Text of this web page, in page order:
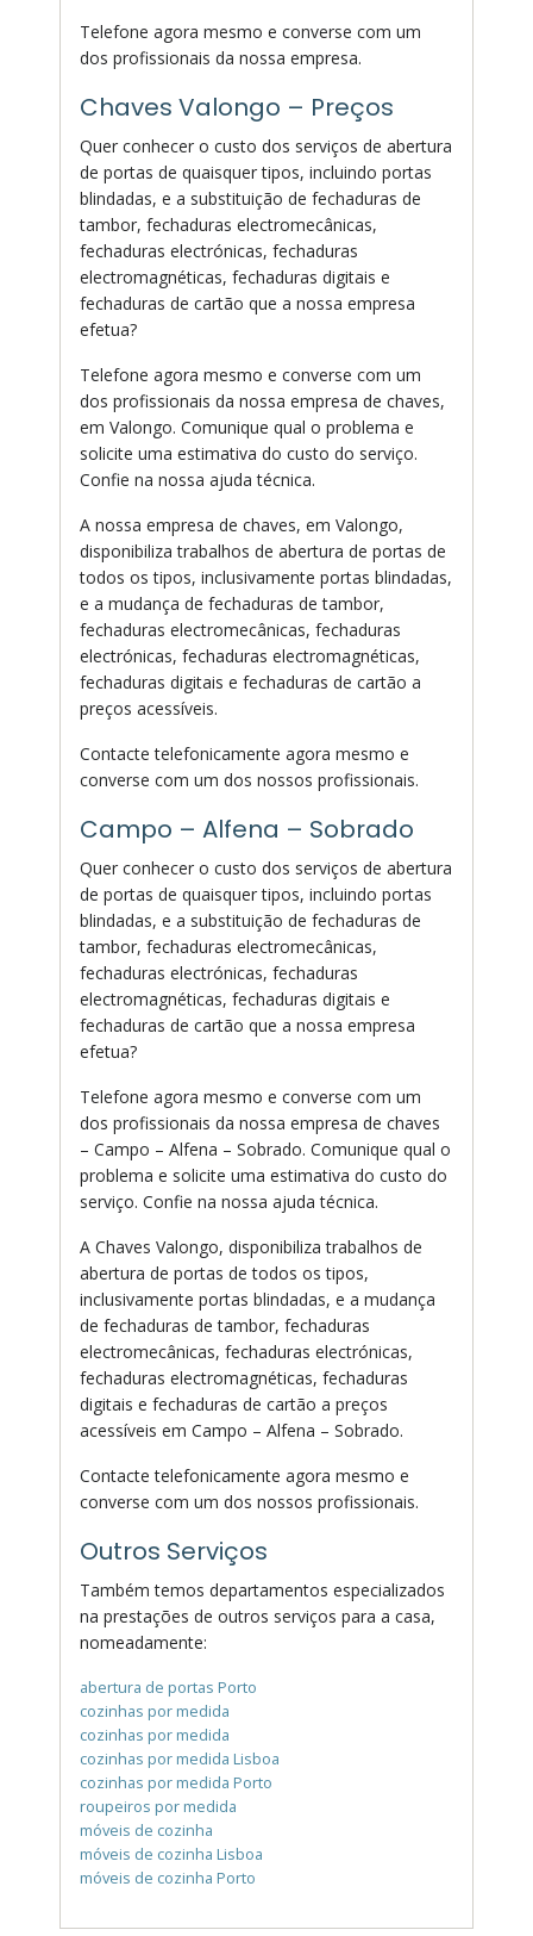
Telefone agora mesmo e converse com um
dos profissionais da nossa empresa.
Chaves Valongo – Preços
Quer conhecer o custo dos serviços de abertura
de portas de quaisquer tipos, incluindo portas
blindadas, e a substituição de fechaduras de
tambor, fechaduras electromecânicas,
fechaduras electrónicas, fechaduras
electromagnéticas, fechaduras digitais e
fechaduras de cartão que a nossa empresa
efetua?
Telefone agora mesmo e converse com um
dos profissionais da nossa empresa de chaves,
em Valongo. Comunique qual o problema e
solicite uma estimativa do custo do serviço.
Confie na nossa ajuda técnica.
A nossa empresa de chaves, em Valongo,
disponibiliza trabalhos de abertura de portas de
todos os tipos, inclusivamente portas blindadas,
e a mudança de fechaduras de tambor,
fechaduras electromecânicas, fechaduras
electrónicas, fechaduras electromagnéticas,
fechaduras digitais e fechaduras de cartão a
preços acessíveis.
Contacte telefonicamente agora mesmo e
converse com um dos nossos profissionais.
Campo – Alfena – Sobrado
Quer conhecer o custo dos serviços de abertura
de portas de quaisquer tipos, incluindo portas
blindadas, e a substituição de fechaduras de
tambor, fechaduras electromecânicas,
fechaduras electrónicas, fechaduras
electromagnéticas, fechaduras digitais e
fechaduras de cartão que a nossa empresa
efetua?
Telefone agora mesmo e converse com um
dos profissionais da nossa empresa de chaves
– Campo – Alfena – Sobrado. Comunique qual o
problema e solicite uma estimativa do custo do
serviço. Confie na nossa ajuda técnica.
A Chaves Valongo, disponibiliza trabalhos de
abertura de portas de todos os tipos,
inclusivamente portas blindadas, e a mudança
de fechaduras de tambor, fechaduras
electromecânicas, fechaduras electrónicas,
fechaduras electromagnéticas, fechaduras
digitais e fechaduras de cartão a preços
acessíveis em Campo – Alfena – Sobrado.
Contacte telefonicamente agora mesmo e
converse com um dos nossos profissionais.
Outros Serviços
Também temos departamentos especializados
na prestações de outros serviços para a casa,
nomeadamente:
abertura de portas Porto
cozinhas por medida
cozinhas por medida
cozinhas por medida Lisboa
cozinhas por medida Porto
roupeiros por medida
móveis de cozinha
móveis de cozinha Lisboa
móveis de cozinha Porto